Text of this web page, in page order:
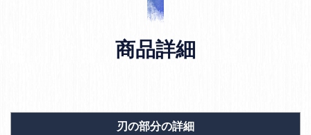
商品詳細
刃の部分の詳細